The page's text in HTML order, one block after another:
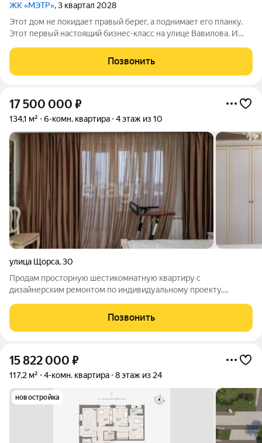
ЖК «МЭТР», 3 квартал 2028
Этот дом не покидает правый берег, а поднимает его планку.
Этот первый настоящий бизнес-класс на улице Вавилова. И
панорамных окон. Обязывает
Позвонить
17 500 000 ₽
134,1 м² 6-комн. квартира 4 этаж из 10
улица Щорса,30
Продам просторную шестикомнатную квартиру с
дизайнерским ремонтом по индивидуальному проекту.
изолированные четыре спальни, большая светлая гостиная,
отдельная кухня, две гардеробные и два санузла. В одном
Позвонить
15 822 000 ₽
117,2 м² 4-комн. квартира 8 этаж из 24
новостройка